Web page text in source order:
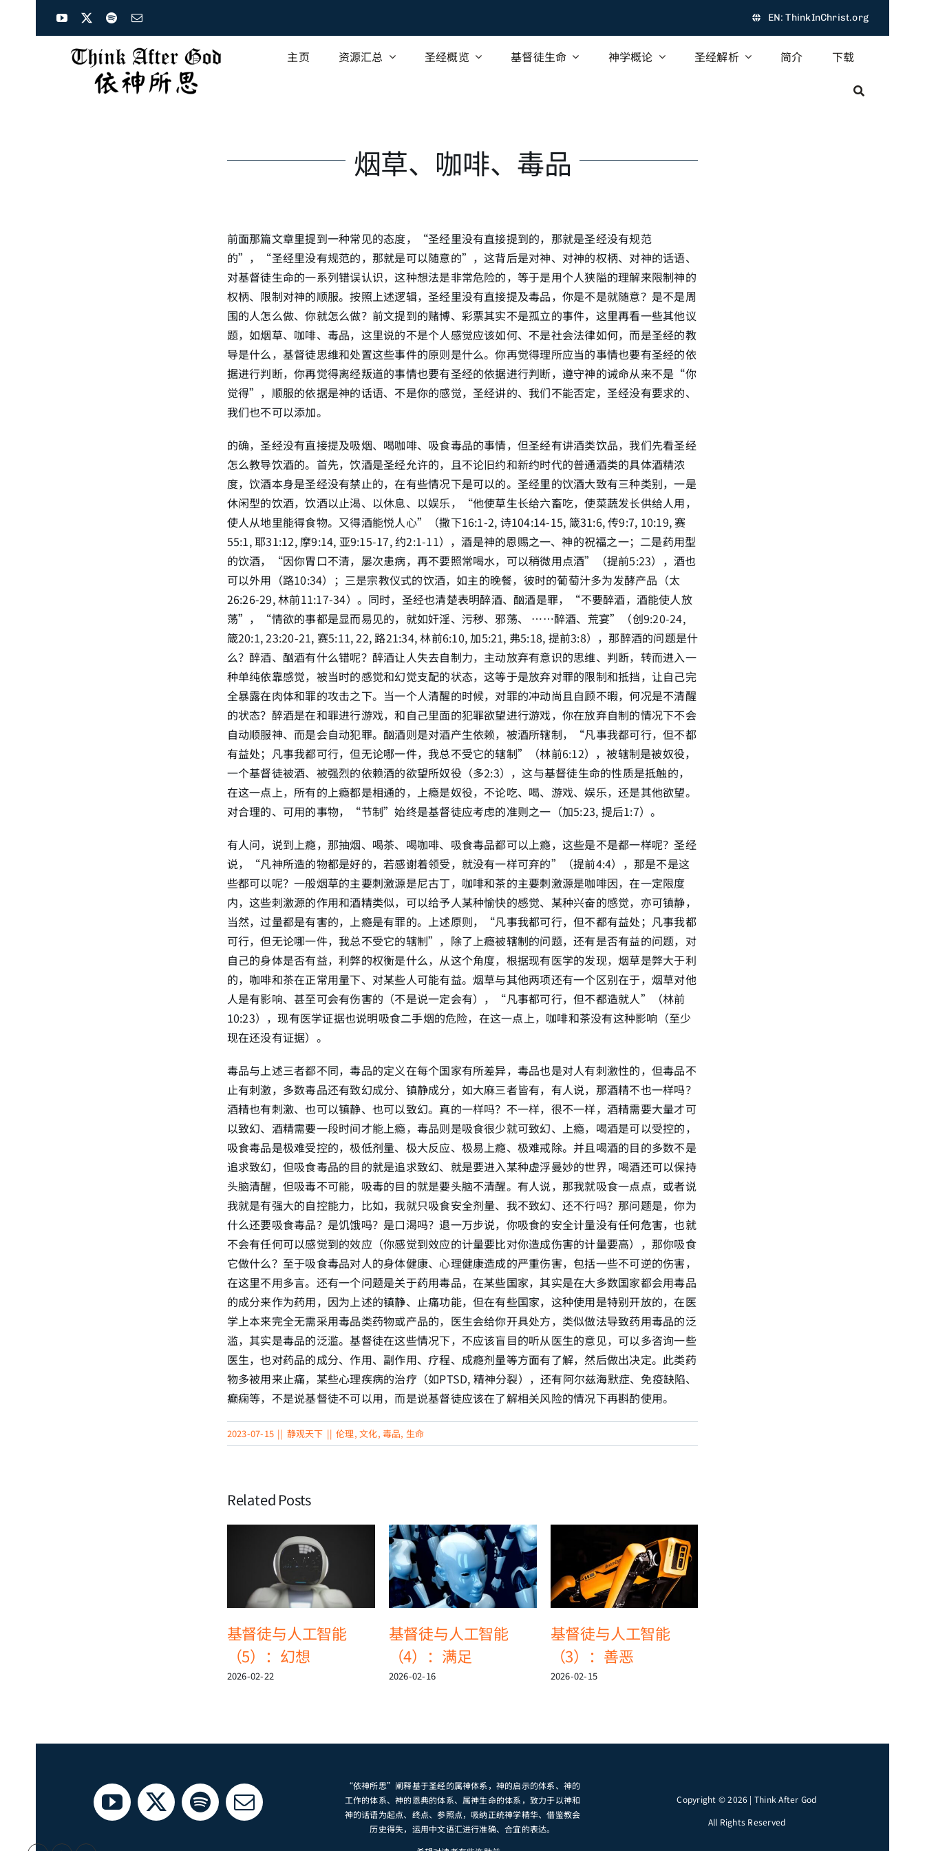
EN: ThinkInChrist.org
主页 资源汇总 圣经概览 基督徒生命 神学概论 圣经解析 简介 下载
烟草、咖啡、毒品
前面那篇文章里提到一种常见的态度，“圣经里没有直接提到的，那就是圣经没有规范
的”，“圣经里没有规范的，那就是可以随意的”，这背后是对神、对神的权柄、对神的话语、
对基督徒生命的一系列错误认识，这种想法是非常危险的，等于是用个人狭隘的理解来限制神的
权柄、限制对神的顺服。按照上述逻辑，圣经里没有直接提及毒品，你是不是就随意？是不是周
围的人怎么做、你就怎么做？前文提到的赌博、彩票其实不是孤立的事件，这里再看一些其他议
题，如烟草、咖啡、毒品，这里说的不是个人感觉应该如何、不是社会法律如何，而是圣经的教
导是什么，基督徒思维和处置这些事件的原则是什么。你再觉得理所应当的事情也要有圣经的依
据进行判断，你再觉得离经叛道的事情也要有圣经的依据进行判断，遵守神的诫命从来不是“你
觉得”，顺服的依据是神的话语、不是你的感觉，圣经讲的、我们不能否定，圣经没有要求的、
我们也不可以添加。
的确，圣经没有直接提及吸烟、喝咖啡、吸食毒品的事情，但圣经有讲酒类饮品，我们先看圣经
怎么教导饮酒的。首先，饮酒是圣经允许的，且不论旧约和新约时代的普通酒类的具体酒精浓
度，饮酒本身是圣经没有禁止的，在有些情况下是可以的。圣经里的饮酒大致有三种类别，一是
休闲型的饮酒，饮酒以止渴、以休息、以娱乐，“他使草生长给六畜吃，使菜蔬发长供给人用，
使人从地里能得食物。又得酒能悦人心”（撒下16:1-2, 诗104:14-15, 箴31:6, 传9:7, 10:19, 赛
55:1, 耶31:12, 摩9:14, 亚9:15-17, 约2:1-11），酒是神的恩赐之一、神的祝福之一；二是药用型
的饮酒，“因你胃口不清，屡次患病，再不要照常喝水，可以稍微用点酒”（提前5:23），酒也
可以外用（路10:34）；三是宗教仪式的饮酒，如主的晚餐，彼时的葡萄汁多为发酵产品（太
26:26-29, 林前11:17-34）。同时，圣经也清楚表明醉酒、酗酒是罪，“不要醉酒，酒能使人放
荡”，“情欲的事都是显而易见的，就如奸淫、污秽、邪荡、 ……醉酒、荒宴”（创9:20-24,
箴20:1, 23:20-21, 赛5:11, 22, 路21:34, 林前6:10, 加5:21, 弗5:18, 提前3:8），那醉酒的问题是什
么？醉酒、酗酒有什么错呢？醉酒让人失去自制力，主动放弃有意识的思维、判断，转而进入一
种单纯依靠感觉，被当时的感觉和幻觉支配的状态，这等于是放弃对罪的限制和抵挡，让自己完
全暴露在肉体和罪的攻击之下。当一个人清醒的时候，对罪的冲动尚且自顾不暇，何况是不清醒
的状态？醉酒是在和罪进行游戏，和自己里面的犯罪欲望进行游戏，你在放弃自制的情况下不会
自动顺服神、而是会自动犯罪。酗酒则是对酒产生依赖，被酒所辖制，“凡事我都可行，但不都
有益处；凡事我都可行，但无论哪一件，我总不受它的辖制”（林前6:12），被辖制是被奴役，
一个基督徒被酒、被强烈的依赖酒的欲望所奴役（多2:3），这与基督徒生命的性质是抵触的，
在这一点上，所有的上瘾都是相通的，上瘾是奴役，不论吃、喝、游戏、娱乐，还是其他欲望。
对合理的、可用的事物，“节制”始终是基督徒应考虑的准则之一（加5:23, 提后1:7）。
有人问，说到上瘾，那抽烟、喝茶、喝咖啡、吸食毒品都可以上瘾，这些是不是都一样呢？圣经
说，“凡神所造的物都是好的，若感谢着领受，就没有一样可弃的”（提前4:4），那是不是这
些都可以呢？一般烟草的主要刺激源是尼古丁，咖啡和茶的主要刺激源是咖啡因，在一定限度
内，这些刺激源的作用和酒精类似，可以给予人某种愉快的感觉、某种兴奋的感觉，亦可镇静，
当然，过量都是有害的，上瘾是有罪的。上述原则，“凡事我都可行，但不都有益处；凡事我都
可行，但无论哪一件，我总不受它的辖制”，除了上瘾被辖制的问题，还有是否有益的问题，对
自己的身体是否有益，利弊的权衡是什么，从这个角度，根据现有医学的发现，烟草是弊大于利
的，咖啡和茶在正常用量下、对某些人可能有益。烟草与其他两项还有一个区别在于，烟草对他
人是有影响、甚至可会有伤害的（不是说一定会有），“凡事都可行，但不都造就人”（林前
10:23），现有医学证据也说明吸食二手烟的危险，在这一点上，咖啡和茶没有这种影响（至少
现在还没有证据）。
毒品与上述三者都不同，毒品的定义在每个国家有所差异，毒品也是对人有刺激性的，但毒品不
止有刺激，多数毒品还有致幻成分、镇静成分，如大麻三者皆有，有人说，那酒精不也一样吗？
酒精也有刺激、也可以镇静、也可以致幻。真的一样吗？不一样，很不一样，酒精需要大量才可
以致幻、酒精需要一段时间才能上瘾，毒品则是吸食很少就可致幻、上瘾，喝酒是可以受控的，
吸食毒品是极难受控的，极低剂量、极大反应、极易上瘾、极难戒除。并且喝酒的目的多数不是
追求致幻，但吸食毒品的目的就是追求致幻、就是要进入某种虚浮曼妙的世界，喝酒还可以保持
头脑清醒，但吸毒不可能，吸毒的目的就是要头脑不清醒。有人说，那我就吸食一点点，或者说
我就是有强大的自控能力，比如，我就只吸食安全剂量、我不致幻、还不行吗？那问题是，你为
什么还要吸食毒品？是饥饿吗？是口渴吗？退一万步说，你吸食的安全计量没有任何危害，也就
不会有任何可以感觉到的效应（你感觉到效应的计量要比对你造成伤害的计量要高），那你吸食
它做什么？至于吸食毒品对人的身体健康、心理健康造成的严重伤害，包括一些不可逆的伤害，
在这里不用多言。还有一个问题是关于药用毒品，在某些国家，其实是在大多数国家都会用毒品
的成分来作为药用，因为上述的镇静、止痛功能，但在有些国家，这种使用是特别开放的，在医
学上本来完全无需采用毒品类药物或产品的，医生会给你开具处方，类似做法导致药用毒品的泛
滥，其实是毒品的泛滥。基督徒在这些情况下，不应该盲目的听从医生的意见，可以多咨询一些
医生，也对药品的成分、作用、副作用、疗程、成瘾剂量等方面有了解，然后做出决定。此类药
物多被用来止痛，某些心理疾病的治疗（如PTSD, 精神分裂），还有阿尔兹海默症、免疫缺陷、
癫痫等，不是说基督徒不可以用，而是说基督徒应该在了解相关风险的情况下再斟酌使用。
2023-07-15 || 静观天下 || 伦理,文化, 毒品, 生命
Related Posts
基督徒与人工智能
（5）：幻想
2026-02-22
基督徒与人工智能
（4）：满足
2026-02-16
基督徒与人工智能
（3）：善恶
2026-02-15
“依神所思”阐释基于圣经的属神体系，神的启示的体系、神的
工作的体系、神的恩典的体系、属神生命的体系，致力于以神和
神的话语为起点、终点、参照点，吸纳正统神学精华、借鉴教会
历史得失，运用中文语汇进行准确、合宜的表达。
Copyright © 2026 | Think After God
All Rights Reserved